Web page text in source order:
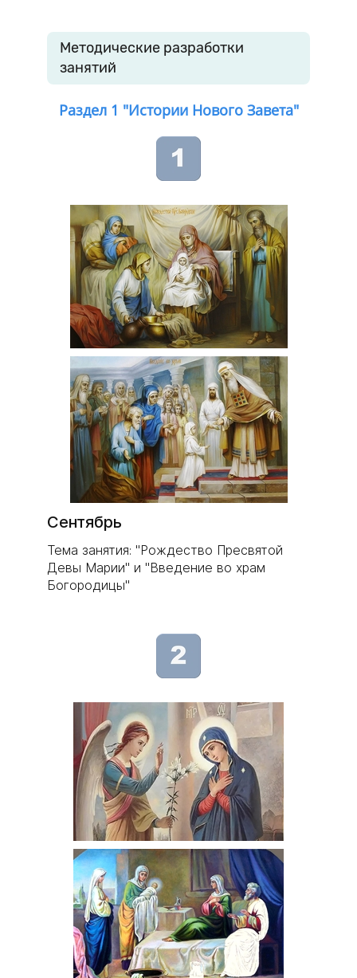
Методические разработки
занятий
Раздел 1 "Истории Нового Завета"
Сентябрь
Тема занятия: "Рождество Пресвятой
Девы Марии" и "Введение во храм
Богородицы"